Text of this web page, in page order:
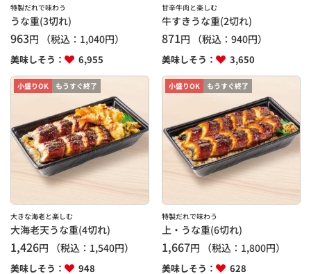
特製だれで味わう
うな重(3切れ)
963円 （税込： 1,040円）
美味しそう： 6,955
甘辛牛肉と楽しむ
牛すきうな重(2切れ)
871円 （税込：940円）
美味しそう： 3,650
小盛りOK もうすぐ終了
大きな海老と楽しむ
大海老天うな重(4切れ)
1,426円 （税込： 1,540円）
美味しそう： 948
小盛りOK もうすぐ終了
特製だれで味わう
上・うな重(6切れ)
1,667円 （税込： 1,800円）
美味しそう： 628